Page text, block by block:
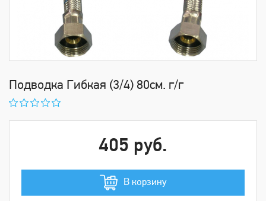
Подводка Гибкая (3/4) 80см. г/г
405 руб.
В корзину